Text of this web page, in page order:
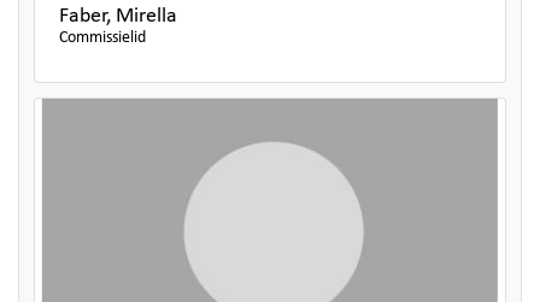
Faber, Mirella
Commissielid